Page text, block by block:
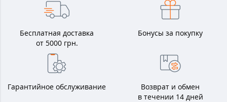
Бесплатная доставка
от 5000 грн.
Бонусы за покупку
Гарантийное обслуживание
Возврат и обмен
в течении 14 дней